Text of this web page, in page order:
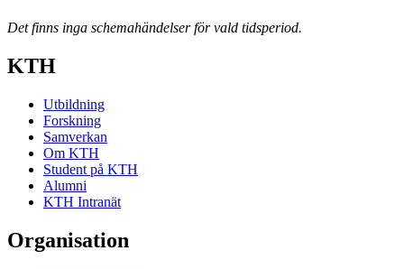
Det finns inga schemahändelser för vald tidsperiod.
KTH
Utbildning
Forskning
Samverkan
Om KTH
Student på KTH
Alumni
KTH Intranät
Organisation